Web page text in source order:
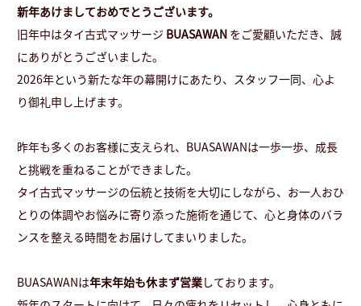
新年あけましておめでとうございます。
旧年中はタイ古式マッサージ BUASAWANをご愛顧いただき、誠
にありがとうございました。
2026年という新たな年の幕開けにあたり、スタッフ一同、心よ
り御礼申し上げます。
昨年も多くのお客様に支えられ、BUASAWANは一歩一歩、成長
と挑戦を重ねることができました。
タイ古式マッサージの伝統と技術を大切にしながら、お一人おひ
とりの体調やお悩みに寄り添った施術を通じて、心と身体のバラ
ンスを整える時間をお届けしてまいりました。
BUASAWANは年末年始も休まず営業しております。